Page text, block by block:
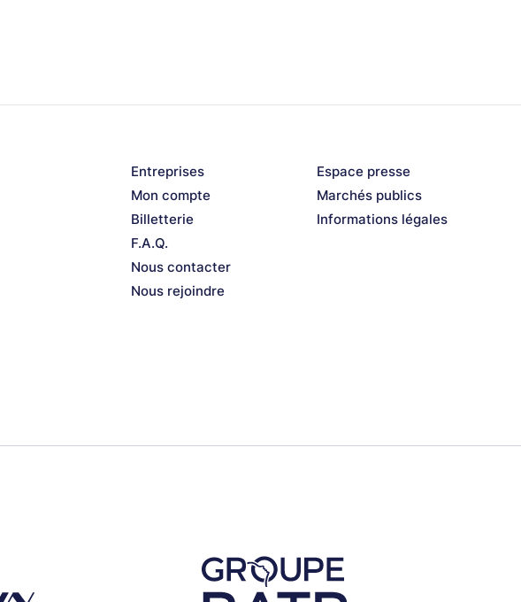
Entreprises
Mon compte
Billetterie
F.A.Q.
Nous contacter
Nous rejoindre
Espace presse
Marchés publics
Informations légales